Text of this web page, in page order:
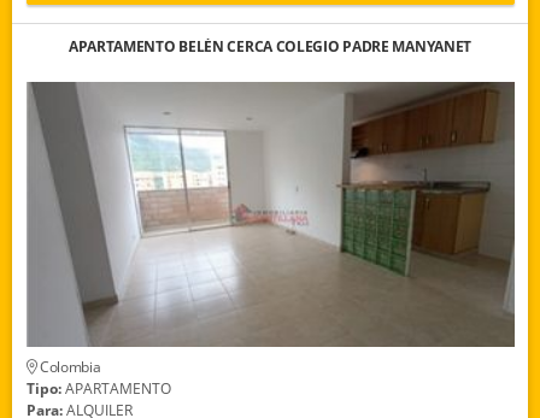
APARTAMENTO BELÉN CERCA COLEGIO PADRE MANYANET
Colombia
Tipo:APARTAMENTO
Para:ALQUILER